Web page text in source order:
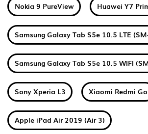
Nokia 9 PureView Huawei Y7
Samsung Galaxy Tab S5e 10.5 LTE
Samsung Galaxy Tab S5e 10.5 WIFI
Sony Xperia L3 Xiaomi Redmi Go
Apple iPad Air 2019 (Air 3)